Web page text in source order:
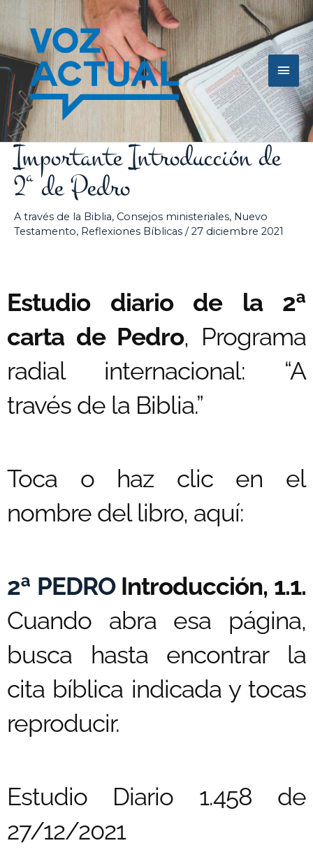
contenido
Importante Introducción de
2ª de Pedro
A través de la Biblia, Consejos ministeriales, Nuevo
Testamento, Reflexiones Bíblicas /27 diciembre 2021
Estudio diario de la 2ª
carta de Pedro, Programa
radial internacional: “A
través de la Biblia.”
Toca o haz clic en el
nombre del libro, aquí:
2ª PEDROIntroducción, 1.1.
Cuando abra esa página,
busca hasta encontrar la
cita bíblica indicada y tocas
reproducir.
Estudio Diario 1.458 de
27/12/2021